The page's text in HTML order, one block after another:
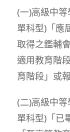
(一)高級中
單科型)「應
取得之鑑輔
適用教育階
育階段」或
(二)高級中
單科型)「已